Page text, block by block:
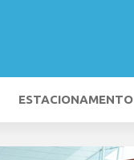
ESTACIONAMENTO